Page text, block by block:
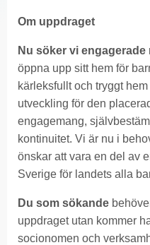
Om uppdraget
Nu söker vi
öppna upp sitt hem för
kärleksfullt och tryggt
utveckling för den
engagemang,
kontinuitet. Vi är nu i
önskar att vara en del av
Sverige för landets alla
Du som sökande
uppdraget utan kommer
socionomen och